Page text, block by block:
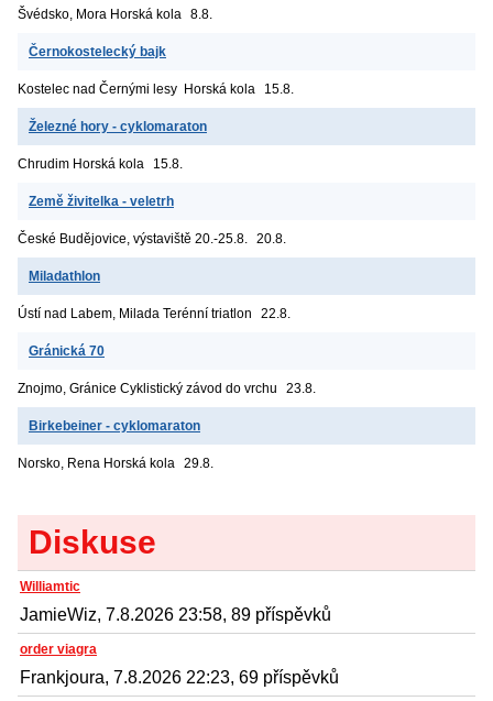
Švédsko, Mora Horská kola 8.8.
Černokostelecký bajk
Kostelec nad Černými lesy Horská kola 15.8.
Železné hory - cyklomaraton
Chrudim Horská kola 15.8.
Země živitelka - veletrh
České Budějovice, výstaviště 20.-25.8. 20.8.
Miladathlon
Ústí nad Labem, Milada Terénní triatlon 22.8.
Gránická 70
Znojmo, Gránice Cyklistický závod do vrchu 23.8.
Birkebeiner - cyklomaraton
Norsko, Rena Horská kola 29.8.
Diskuse
Williamtic
JamieWiz, 7.8.2026 23:58, 89 příspěvků
order viagra
Frankjoura, 7.8.2026 22:23, 69 příspěvků